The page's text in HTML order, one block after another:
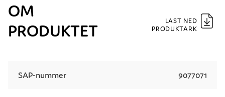
OM
PRODUKTET
LAST NED
PRODUKTARK
SAP-nummer 9077071